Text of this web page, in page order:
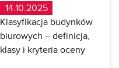
14.10.2025
Klasyfikacja budynków
biurowych – definicja,
klasy i kryteria oceny